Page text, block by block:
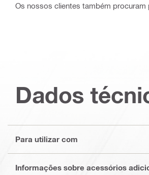
Os nossos clientes também procuram
Dados
Para utilizar com
Informações sobre acessórios